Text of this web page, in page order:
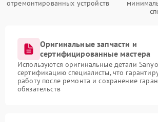
отремонтированных устройств
Оригинальные запчасти и
сертифицированные мастера
Используются оригинальные детали
сертификацию специалисты, что
работу после ремонта и сохранение
обязательств